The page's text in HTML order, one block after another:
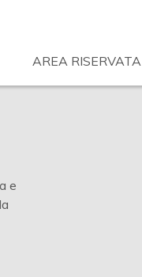
AREA RISERVATA
e